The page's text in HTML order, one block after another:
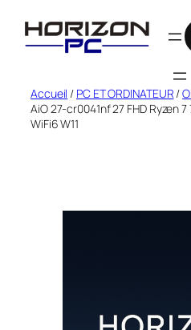
Accueil / PC ET ORDINATEUR /
AiO 27-cr0041nf 27 FHD Ryzen
WiFi6 W11